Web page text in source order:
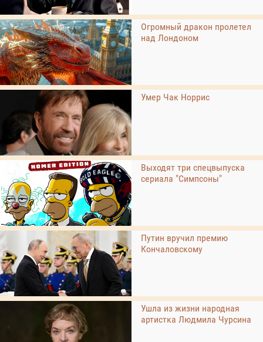
Огромный дракон пролетел
над Лондоном
Умер Чак Норрис
Выходят три спецвыпуска
сериала "Симпсоны"
Путин вручил премию
Кончаловскому
Ушла из жизни народная
артистка Людмила Чурсина